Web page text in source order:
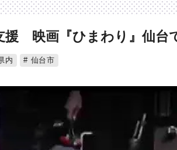
援 映画『ひまわり』仙台
内 仙台市